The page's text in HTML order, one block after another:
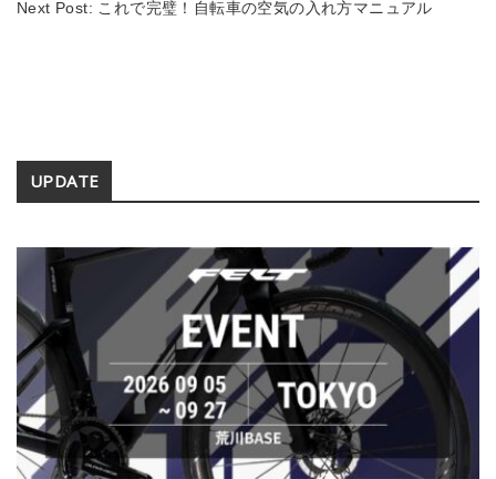
Next Post: これで完璧！自転車の空気の入れ方マニュアル
Secondary
UPDATE